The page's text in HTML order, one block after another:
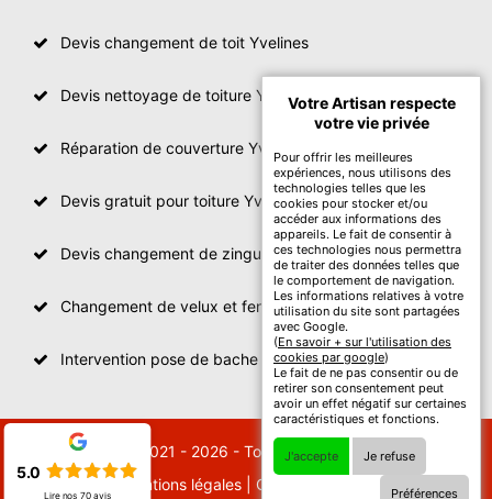
Devis changement de toit Yvelines
Devis nettoyage de toiture Yvelines
Réparation de couverture Yvelines
Devis gratuit pour toiture Yvelines
Devis changement de zinguerie Yvelines
Changement de velux et fenêtre de toit Yvelines
Intervention pose de bache sur toit Yvelines
© 2021 - 2026 - Tout droit réservé
Mentions légales| Contactez-nous
Votre Artisan respecte
votre vie privée
Pour offrir les meilleures
expériences, nous utilisons des
technologies telles que les
cookies pour stocker et/ou
accéder aux informations des
appareils. Le fait de consentir à
ces technologies nous permettra
de traiter des données telles que
le comportement de navigation.
Les informations relatives à votre
utilisation du site sont partagées
avec Google.
(En savoir + sur l'utilisation des
cookies par google)
Le fait de ne pas consentir ou de
retirer son consentement peut
avoir un effet négatif sur certaines
caractéristiques et fonctions.
J'accepte Je refuse
Préférences
5.0
Lire nos 70avis